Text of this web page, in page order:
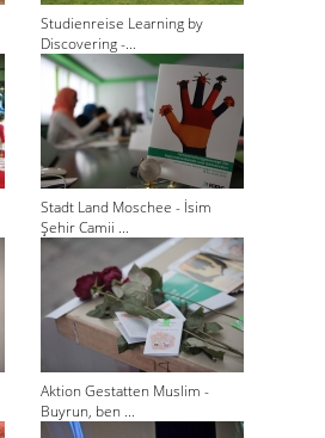
Studienreise Learning by
Discovering -...
Stadt Land Moschee - İsim
Şehir Camii ...
Aktion Gestatten Muslim -
Buyrun, ben ...